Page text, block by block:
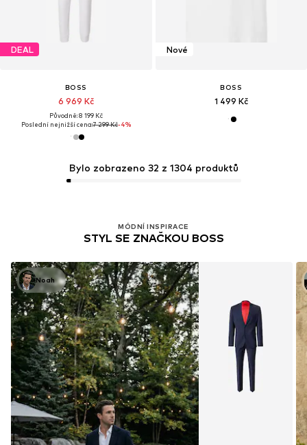
DEAL
BOSS
6 969 Kč
Původně: 8 199 Kč
Poslední nejnižší cena:7 299 Kč-4%
Nové
BOSS
1 499 Kč
Bylo zobrazeno 32 z 1304 produktů
MÓDNÍ INSPIRACE
STYL SE ZNAČKOU BOSS
Noah